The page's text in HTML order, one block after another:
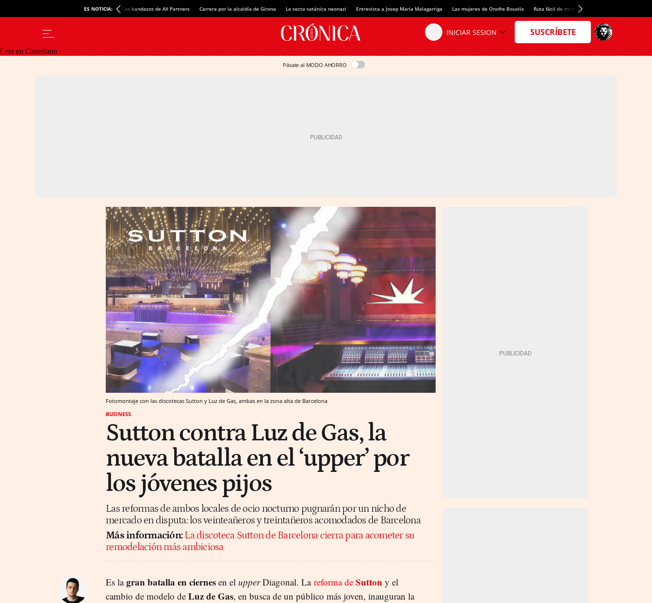
ES NOTICIA: Los bandazos de AX Partners Carrera por la alcaldía de Girona La secta satánica neonazi Entrevista a Josep Maria Malagarriga Las mujeres de Onofre Bouvila Ruta fácil de montaña
Leer en Castellano
Pásate al MODO AHORRO
Fotomontaje con las discotecas Sutton y Luz de Gas, ambas en la zona alta de Barcelona
BUSINESS
Sutton contra Luz de Gas, la
nueva batalla en el ‘upper’ por
los jóvenes pijos
Las reformas de ambos locales de ocio nocturno pugnarán por un nicho de
mercado en disputa: los veinteañeros y treintañeros acomodados de Barcelona
Más información:La discoteca Sutton de Barcelona cierra para acometer su
remodelación más ambiciosa
Es lagran batalla en ciernes en el upperDiagonal. Lareforma de Sutton y el
cambio de modelo de Luz de Gas, en busca de un público más joven, inauguran la